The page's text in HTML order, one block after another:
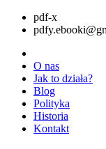
pdf-x
O nas
Jak to działa?
Blog
Polityka
Historia
Kontakt